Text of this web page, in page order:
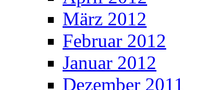
März 2012
Februar 2012
Januar 2012
Dezember 2011